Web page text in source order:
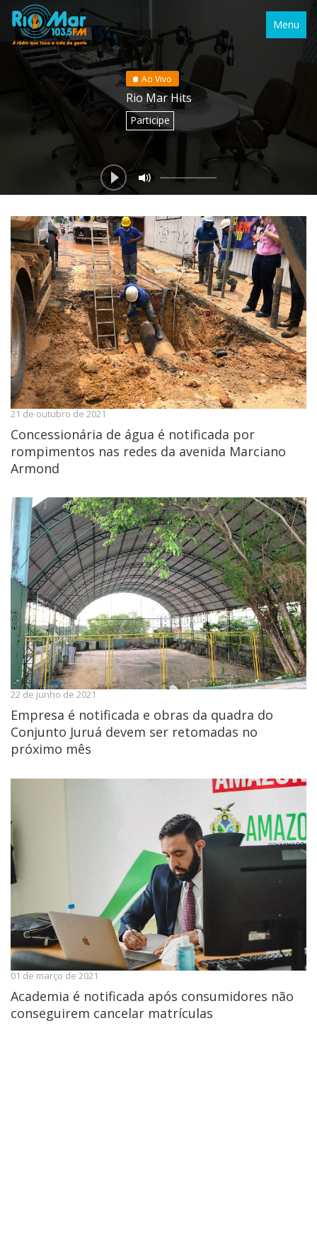
Menu
Ao Vivo
Rio Mar Hits
Participe
21 de outubro de 2021
Concessionária de água é notificada por
rompimentos nas redes da avenida Marciano
Armond
22 de junho de 2021
Empresa é notificada e obras da quadra do
Conjunto Juruá devem ser retomadas no
próximo mês
01 de março de 2021
Academia é notificada após consumidores não
conseguirem cancelar matrículas